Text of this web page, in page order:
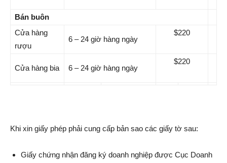
Bán buôn
Cửa hàng
rượu
6 – 24 giờ hàng ngày
$220
Cửa hàng bia 6 – 24 giờ hàng ngày
$220
Khi xin giấy phép phải cung cấp bản sao các giấy tờ sau:
Giấy chứng nhận đăng ký doanh nghiệp được Cục Doanh